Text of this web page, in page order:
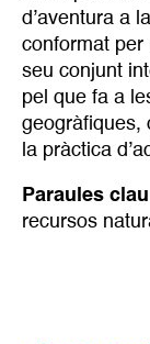
d’aventura a
conformat per
seu conjunt
pel que fa a
geogràfiques,
la pràctica
Paraules
recursos